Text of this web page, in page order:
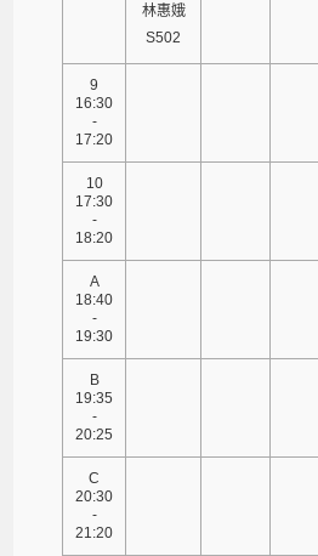
林惠娥
S502
9
16:30
-
17:20
10
17:30
-
18:20
A
18:40
-
19:30
B
19:35
-
20:25
C
20:30
-
21:20